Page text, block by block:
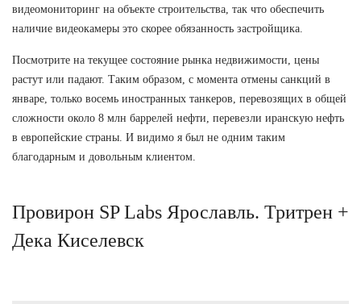
видеомониторинг на объекте строительства, так что обеспечить
наличие видеокамеры это скорее обязанность застройщика.
Посмотрите на текущее состояние рынка недвижимости, цены
растут или падают. Таким образом, с момента отмены санкций в
январе, только восемь иностранных танкеров, перевозящих в общей
сложности около 8 млн баррелей нефти, перевезли иранскую нефть
в европейские страны. И видимо я был не одним таким
благодарным и довольным клиентом.
Провирон SP Labs Ярославль. Тритрен +
Дека Киселевск